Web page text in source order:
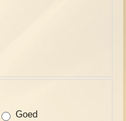
Goed